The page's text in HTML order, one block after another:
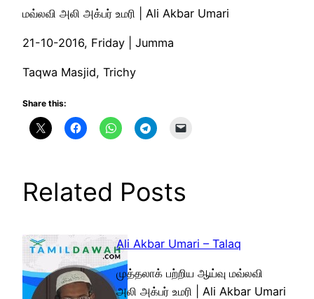
மவ்லவி அலி அக்பர் உமரி | Ali Akbar Umari
21-10-2016, Friday | Jumma
Taqwa Masjid, Trichy
Share this:
Related Posts
Ali Akbar Umari – Talaq
முத்தலாக் பற்றிய ஆய்வு மவ்லவி
அலி அக்பர் உமரி | Ali Akbar Umari